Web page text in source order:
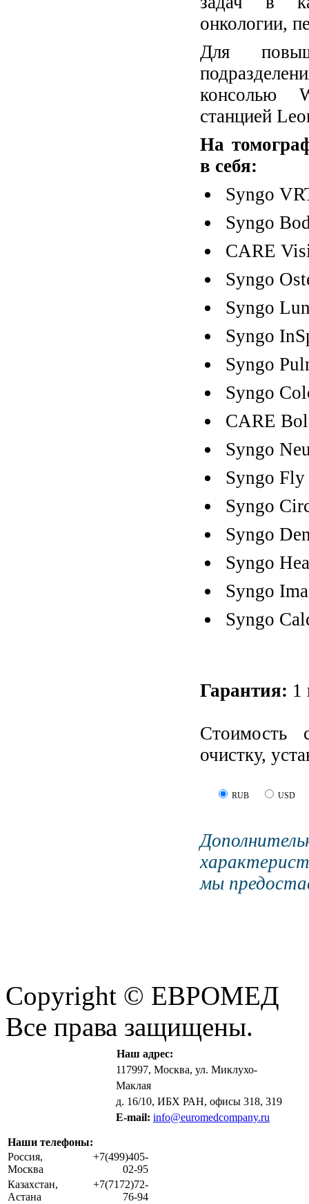
онкологии,
Для
консолью
станцией
На
в себя:
Syngo
Syngo
CARE
Syngo
Syngo
Syngo
Syngo
Syngo
CARE
Syngo
Syngo
Syngo
Syngo
Syngo
Syngo
Syngo
Гарантия: 1
Стоимость
очистку,
RUB USD
мы
Copyright © ЕВРОМЕД
Все права защищены.
Наш адрес:
117997, Москва, ул. Миклухо-
Маклая
д. 16/10, ИБХ РАН, офисы 318, 319
E-mail: info@euromedcompany.ru
Наши телефоны:
Россия,
Москва
+7(499)405-
02-95
Казахстан,
Астана
+7(7172)72-
76-94